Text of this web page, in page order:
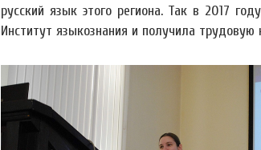
русский язык этого региона. Так в 2017
Институт языкознания и получила трудовую